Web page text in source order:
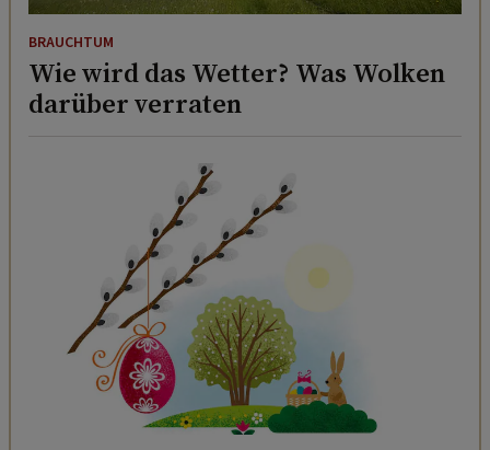
BRAUCHTUM
Wie wird das Wetter? Was Wolken
darüber verraten